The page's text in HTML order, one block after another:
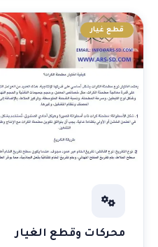
قطع غيار
محركات وقطع الغيار